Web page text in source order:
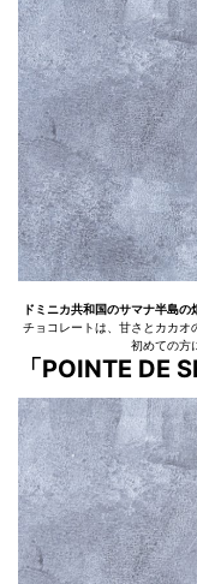
ドミニカ共和国のサマナ半島
チョコレートは、甘さとカカオ
初めての方
「POINTE DE